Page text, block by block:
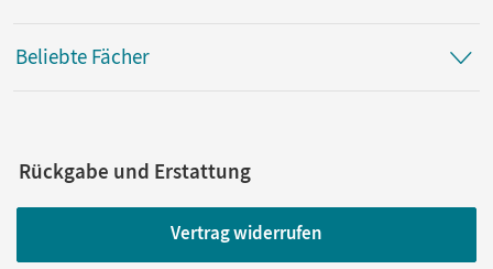
Beliebte Fächer
Rückgabe und Erstattung
Vertrag widerrufen